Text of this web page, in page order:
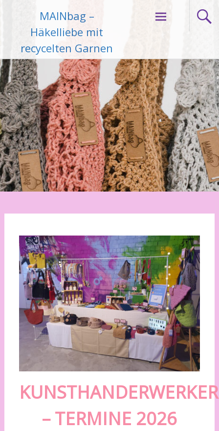
springen
MAINbag –
Häkelliebe mit
recycelten Garnen
KUNSTHANDERWERKER
– TERMINE 2026